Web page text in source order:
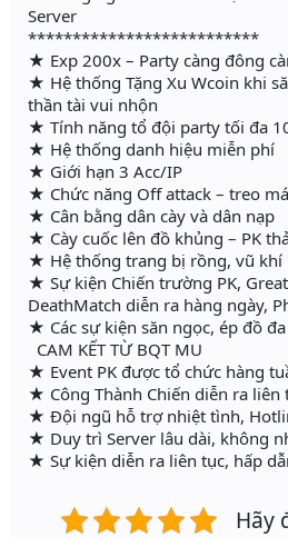
Server
**************************
★ Exp 200x – Party càng đông
★ Hệ thống Tặng Xu Wcoin khi
thần tài vui nhộn
★ Tính năng tổ đội party tối đa
★ Hệ thống danh hiệu miễn phí
★ Giới hạn 3 Acc/IP
★ Chức năng Off attack – treo
★ Cân bằng dân cày và dân nạp
★ Cày cuốc lên đồ khủng – PK
★ Hệ thống trang bị rồng, vũ khí
★ Sự kiện Chiến trường PK,
DeathMatch diễn ra hàng ngày,
★ Các sự kiện săn ngọc, ép đồ
CAM KẾT TỪ BQT MU
★ Event PK được tổ chức hàng
★ Công Thành Chiến diễn ra liên
★ Đội ngũ hỗ trợ nhiệt tình,
★ Duy trì Server lâu dài, không
★ Sự kiện diễn ra liên tục, hấp
Hãy